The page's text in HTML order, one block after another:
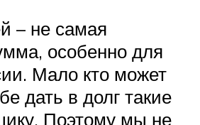
– не самая
особенно для
Мало кто может
дать в долг такие
Поэтому мы не